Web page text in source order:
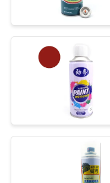
ΈΛΕΓΧΟΣ
ΜΑΣ
ΕΛΆΤΕ
ΜΕ